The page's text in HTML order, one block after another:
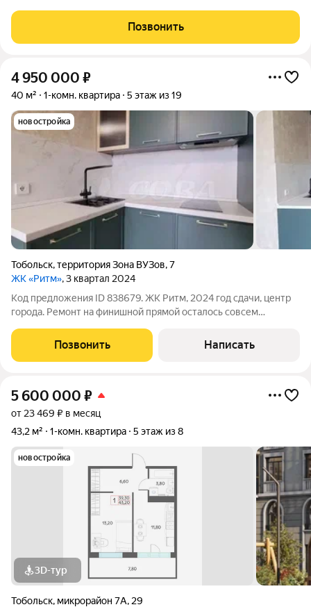
панорамным остеклением, также большой балкон, 4 кв.м, с
витражными окнами,
Позвонить
4 950 000 ₽
40 м² 1-комн. квартира 5 этаж из 19
новостройка
Тобольск,территория Зона ВУЗов,7
ЖК «Ритм», 3 квартал 2024
Код предложения ID 838679. ЖК Ритм, 2024 год сдачи, центр
города. Ремонт на финишной прямой осталось совсем
финальный вид, и экономите на переделке.Формат 1+ это
баланс: личное пространство
Позвонить Написать
5 600 000 ₽
от 23 469 ₽ в месяц
43,2 м²
1-комн. квартира 5 этаж из 8
новостройка
3D-тур
Тобольск, микрорайон 7А, 29